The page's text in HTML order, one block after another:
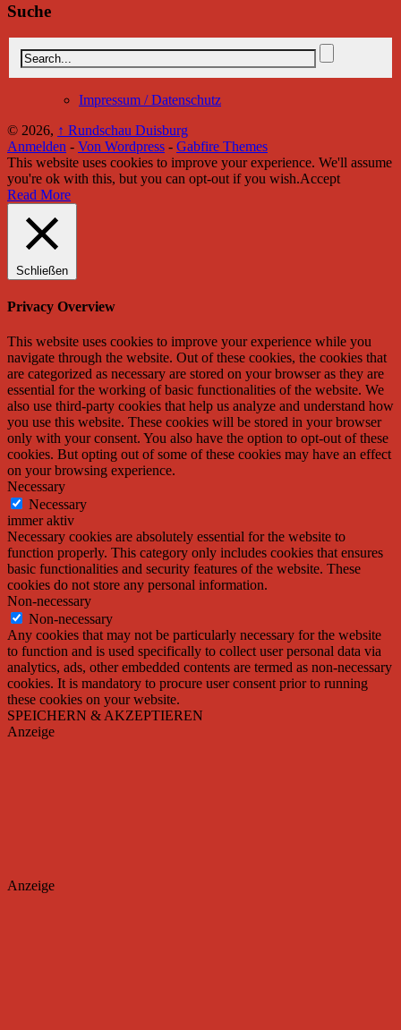
Suche
Impressum / Datenschutz
© 2026, ↑ Rundschau Duisburg
Anmelden - Von Wordpress - Gabfire Themes
This website uses cookies to improve your experience. We'll assume
you're ok with this, but you can opt-out if you wish.Accept
Read More
Schließen
Privacy Overview
This website uses cookies to improve your experience while you
navigate through the website. Out of these cookies, the cookies that
are categorized as necessary are stored on your browser as they are
essential for the working of basic functionalities of the website. We
also use third-party cookies that help us analyze and understand how
you use this website. These cookies will be stored in your browser
only with your consent. You also have the option to opt-out of these
cookies. But opting out of some of these cookies may have an effect
on your browsing experience.
Necessary
Necessary
immer aktiv
Necessary cookies are absolutely essential for the website to
function properly. This category only includes cookies that ensures
basic functionalities and security features of the website. These
cookies do not store any personal information.
Non-necessary
Non-necessary
Any cookies that may not be particularly necessary for the website
to function and is used specifically to collect user personal data via
analytics, ads, other embedded contents are termed as non-necessary
cookies. It is mandatory to procure user consent prior to running
these cookies on your website.
SPEICHERN & AKZEPTIEREN
Anzeige
Anzeige